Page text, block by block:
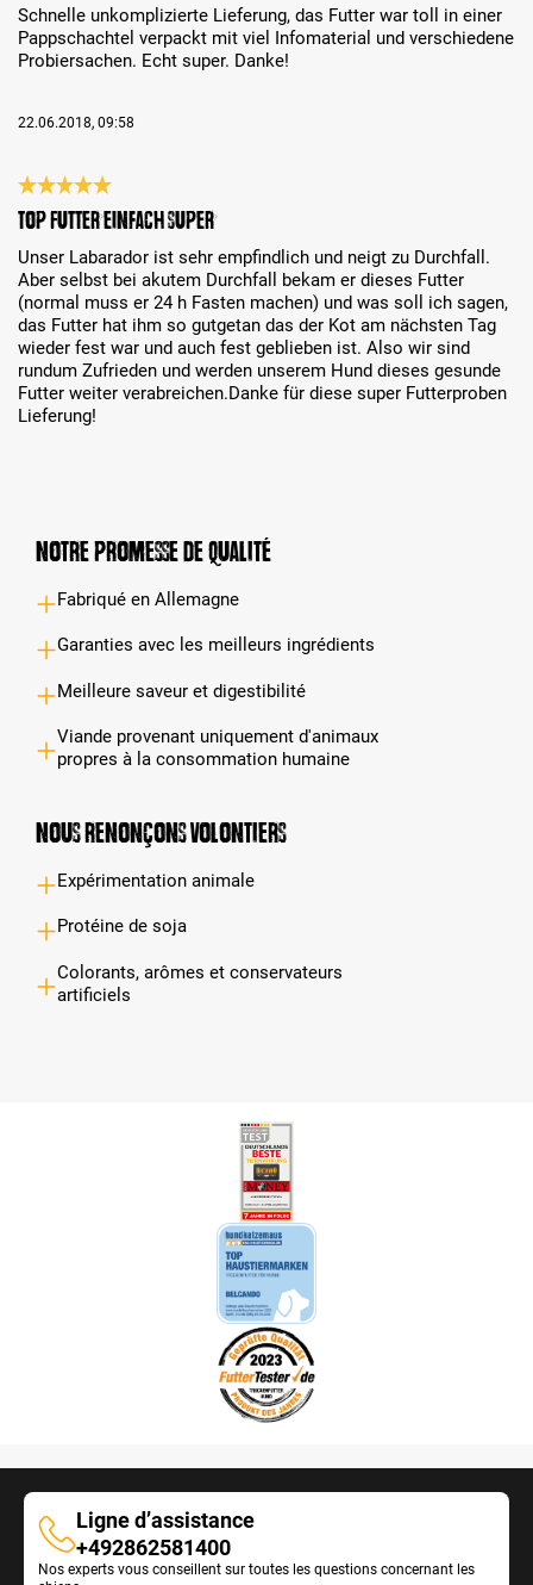
Schnelle unkomplizierte Lieferung, das Futter war toll in einer
Pappschachtel verpackt mit viel Infomaterial und verschiedene
Probiersachen. Echt super. Danke!
22.06.2018, 09:58
Évaluation avec une note de 5 sur 5 étoiles
TOP Futter einfach super
Unser Labarador ist sehr empfindlich und neigt zu Durchfall.
Aber selbst bei akutem Durchfall bekam er dieses Futter
(normal muss er 24 h Fasten machen) und was soll ich sagen,
das Futter hat ihm so gutgetan das der Kot am nächsten Tag
wieder fest war und auch fest geblieben ist. Also wir sind
rundum Zufrieden und werden unserem Hund dieses gesunde
Futter weiter verabreichen.Danke für diese super Futterproben
Lieferung!
Notre promesse de qualité
Fabriqué en Allemagne
Garanties avec les meilleurs ingrédients
Meilleure saveur et digestibilité
Viande provenant uniquement d'animaux
propres à la consommation humaine
Nous renonçons volontiers
Expérimentation animale
Protéine de soja
Colorants, arômes et conservateurs
artificiels
Ligne d’assistance
Ligne
d’assistance
+492862581400
Nos experts vous conseillent sur toutes les questions concernant les